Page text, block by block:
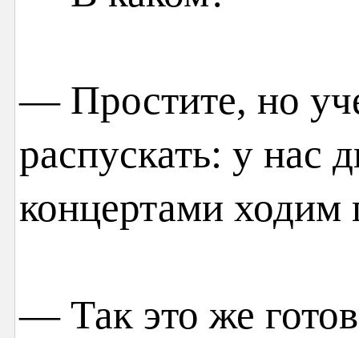
— Простите, но
распускать: у нас
концертами ходим
— Так это же